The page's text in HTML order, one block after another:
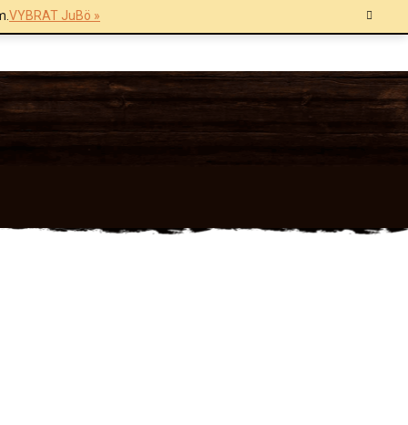
VYBRAT JuBö »